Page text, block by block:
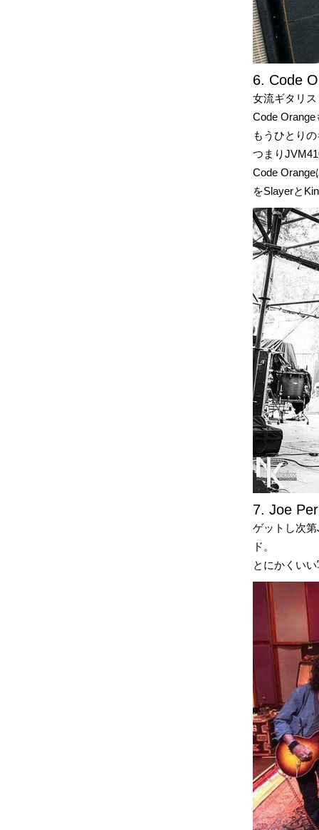
6. Code
女流ギタリ
Code
もうひとり
つまり
Code
をSlayerと
7. Joe
ゲットし次
ド。
とにかくい